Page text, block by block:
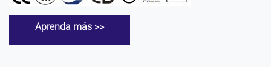
Aprenda más >>